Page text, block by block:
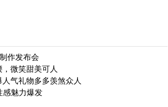
作发布会
微笑甜美可人
气礼物多多羡煞众人
感魅力爆发